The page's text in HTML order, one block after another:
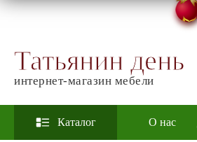
Татьянин день
интернет-магазин мебели
Каталог О нас